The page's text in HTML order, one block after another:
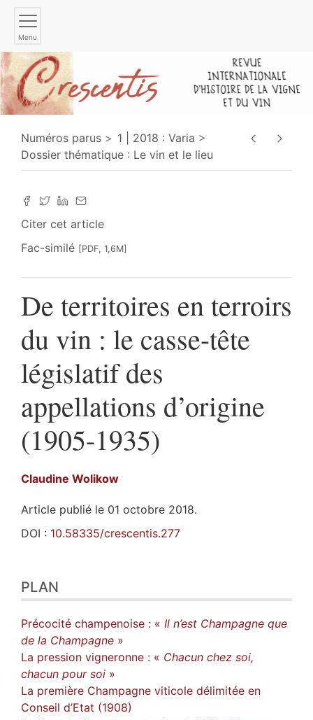
Menu
Numéros parus
1 | 2018 : Varia
Dossier thématique : Le vin et le lieu
Citer cet article
Fac-similé [PDF, 1,6M]
De territoires en terroirs
du vin : le casse-tête
législatif des
appellations d’origine
(1905-1935)
Claudine Wolikow
Article publié le 01 octobre 2018.
DOI : 10.58335/crescentis.277
Texte
Bibliographie
Notes
Citer cet article
Auteur
PLAN
Précocité champenoise : « Il n’est Champagne que
de la Champagne »
La pression vigneronne : « Chacun chez soi,
chacun pour soi »
La première Champagne viticole délimitée en
Conseil d’Etat (1908)